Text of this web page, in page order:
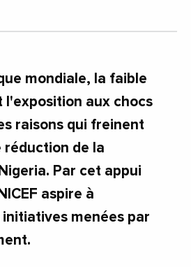
mondiale, la faible
l'exposition aux chocs
raisons qui freinent
réduction de la
Par cet appui
aspire à
menées par